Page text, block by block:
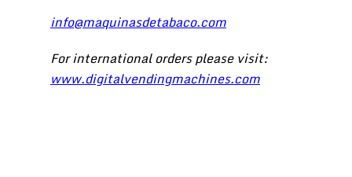
info@maquinasdetabaco.com
For international orders please visit:
www.digitalvendingmachines.com